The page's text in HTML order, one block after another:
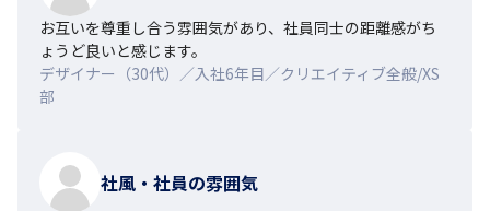
お互いを尊重し合う雰囲気があり、社員同士の距離感がち
ょうど良いと感じます。
デザイナー（30代）／入社6年目／クリエイティブ全般/XS
部
社風・社員の雰囲気